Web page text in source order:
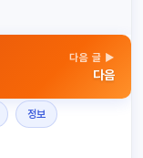
다음 글 ▶
다음
정보